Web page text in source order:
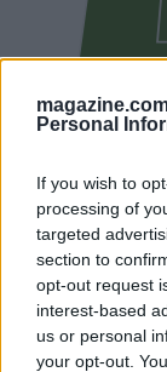
Personal
If you wish to
processing of
targeted
section to
opt-out request
interest-based
us or personal
your opt-out.